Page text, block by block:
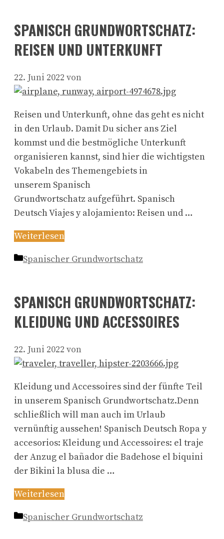
SPANISCH GRUNDWORTSCHATZ:
REISEN UND UNTERKUNFT
22. Juni 2022 von
Reisen und Unterkunft, ohne das geht es nicht
in den Urlaub. Damit Du sicher ans Ziel
kommst und die bestmögliche Unterkunft
organisieren kannst, sind hier die wichtigsten
Vokabeln des Themengebiets in
unserem Spanisch
Grundwortschatz aufgeführt. Spanisch
Deutsch Viajes y alojamiento: Reisen und …
Weiterlesen
Kategorien
Spanischer Grundwortschatz
SPANISCH GRUNDWORTSCHATZ:
KLEIDUNG UND ACCESSOIRES
22. Juni 2022 von
Kleidung und Accessoires sind der fünfte Teil
in unserem Spanisch Grundwortschatz.Denn
schließlich will man auch im Urlaub
vernünftig aussehen! Spanisch Deutsch Ropa y
accesorios: Kleidung und Accessoires: el traje
der Anzug el bañador die Badehose el biquini
der Bikini la blusa die …
Weiterlesen
Kategorien
Spanischer Grundwortschatz